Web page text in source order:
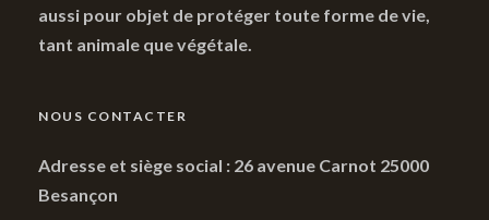
aussi pour objet de protéger toute forme de vie,
tant animale que végétale.
NOUS CONTACTER
Adresse et siège social : 26 avenue Carnot 25000
Besançon